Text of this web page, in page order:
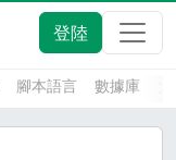
登陸
腳本語言 數據庫